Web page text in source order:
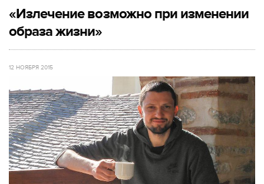
«Излечение возможно при изменении
образа жизни»
12 НОЯБРЯ 2015